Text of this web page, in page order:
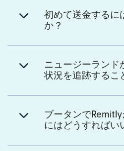
初めて送金するに
か？
ニュージーランド
状況を追跡するこ
ブータンで
にはどうすればい